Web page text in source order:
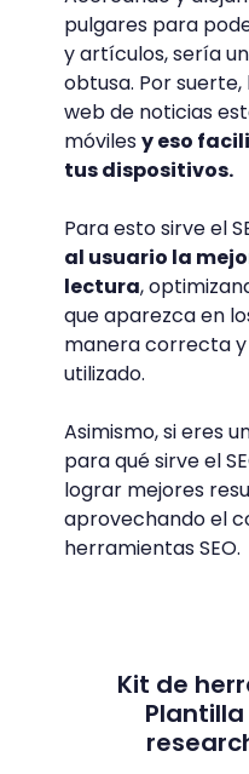
pulgares para
y artículos, sería
obtusa. Por
web de noticias
móvilesy eso
tus dispositivos.
Para esto sirve el
al usuario la
lectura,
que aparezca en
manera correcta
utilizado.
Asimismo, si eres
para qué sirve el
lograr mejores
aprovechando el
herramientas SEO.
Kit de